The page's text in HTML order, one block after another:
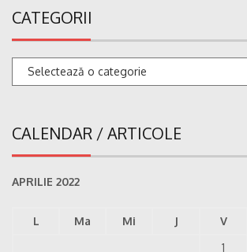
CATEGORII
Categorii
CALENDAR / ARTICOLE
APRILIE 2022
L Ma Mi J V
1